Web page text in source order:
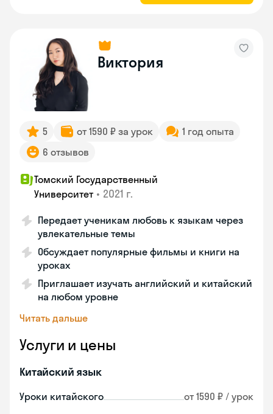
Виктория
5 от 1590 ₽ за урок
1 год опыта
6 отзывов
Томский Государственный
Университет • 2021 г.
Передает ученикам любовь к языкам через
увлекательные темы
Обсуждает популярные фильмы и книги на
уроках
Приглашает изучать английский и китайский
на любом уровне
Читать дальше
Услуги и цены
Китайский язык
Уроки китайского от 1590 ₽ / урок